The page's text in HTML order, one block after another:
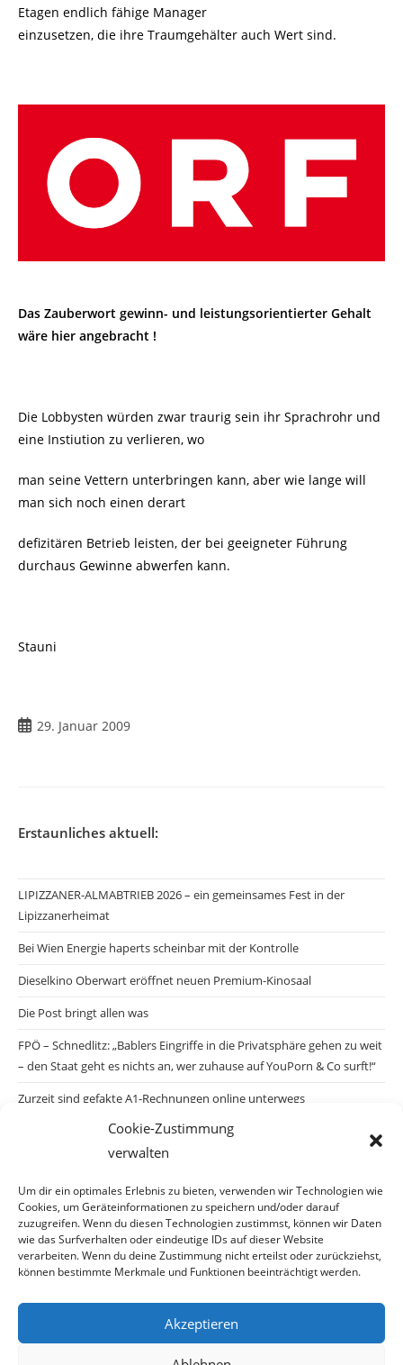
Cookie-Zustimmung
verwalten
Um dir ein optimales Erlebnis zu bieten, verwenden wir Technologien wie
Cookies, um Geräteinformationen zu speichern und/oder darauf
zuzugreifen. Wenn du diesen Technologien zustimmst, können wir Daten
wie das Surfverhalten oder eindeutige IDs auf dieser Website
verarbeiten. Wenn du deine Zustimmung nicht erteilst oder zurückziehst,
können bestimmte Merkmale und Funktionen beeinträchtigt werden.
Akzeptieren
Etagen endlich fähige Manager
einzusetzen, die ihre Traumgehälter auch Wert sind.
Das Zauberwort gewinn- und leistungsorientierter Gehalt
wäre hier angebracht !
Die Lobbysten würden zwar traurig sein ihr Sprachrohr und
eine Instiution zu verlieren, wo
man seine Vettern unterbringen kann, aber wie lange will
man sich noch einen derart
defizitären Betrieb leisten, der bei geeigneter Führung
durchaus Gewinne abwerfen kann.
Stauni
Beitrag
29. Januar 2009
Erstaunliches aktuell:
LIPIZZANER-ALMABTRIEB 2026 – ein gemeinsames Fest in der
Lipizzanerheimat
Bei Wien Energie haperts scheinbar mit der Kontrolle
Dieselkino Oberwart eröffnet neuen Premium-Kinosaal
Die Post bringt allen was
FPÖ – Schnedlitz: „Bablers Eingriffe in die Privatsphäre gehen zu weit
– den Staat geht es nichts an, wer zuhause auf YouPorn & Co surft!“
Zurzeit sind gefakte A1-Rechnungen online unterwegs
Salzburgs Juden und ihre Sicherheit: „Erst nach einem Anschlag wäre
die Gefahr endlich konkret!“
Biologisches Wunder in Ceuta
Ein vermeintliches Abschiebemärchen
Archiv